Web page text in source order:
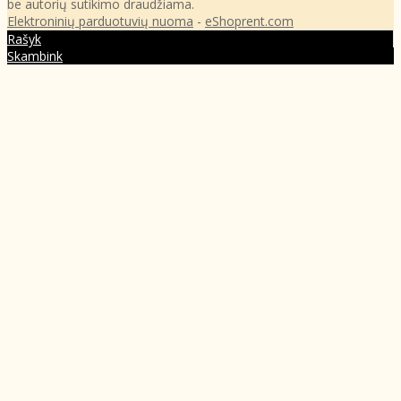
be autorių sutikimo draudžiama.
Elektroninių parduotuvių nuoma - eShoprent.com
Rašyk
Skambink